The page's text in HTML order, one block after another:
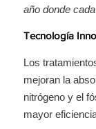
año donde
Tecnología
Los
mejoran la
nitrógeno y el
mayor